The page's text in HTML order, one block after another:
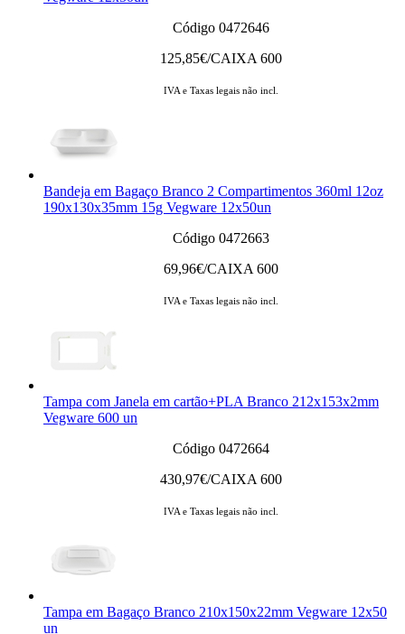
Código 0472646
125,85€/CAIXA 600
IVA e Taxas legais não incl.
Bandeja em Bagaço Branco 2 Compartimentos 360ml 12oz
190x130x35mm 15g Vegware 12x50un
Código 0472663
69,96€/CAIXA 600
IVA e Taxas legais não incl.
Tampa com Janela em cartão+PLA Branco 212x153x2mm
Vegware 600 un
Código 0472664
430,97€/CAIXA 600
IVA e Taxas legais não incl.
Tampa em Bagaço Branco 210x150x22mm Vegware 12x50
un